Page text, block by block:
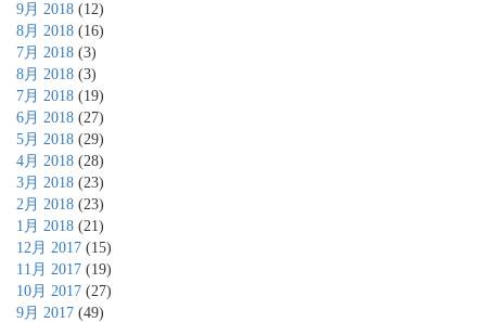
9月 2018 (12)
8月 2018 (16)
7月 2018 (3)
8月 2018 (3)
7月 2018 (19)
6月 2018 (27)
5月 2018 (29)
4月 2018 (28)
3月 2018 (23)
2月 2018 (23)
1月 2018 (21)
12月 2017 (15)
11月 2017 (19)
10月 2017 (27)
9月 2017 (49)